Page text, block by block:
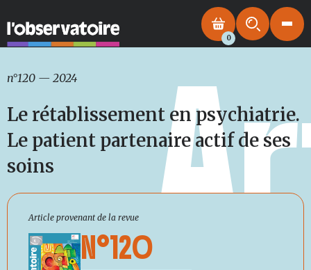
0
n°120 — 2024
Le rétablissement en psychiatrie.
Le patient partenaire actif de ses
soins
Article provenant de la revue
N°120